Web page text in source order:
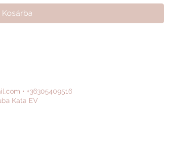
Kosárba
• +36305409516
Kata EV